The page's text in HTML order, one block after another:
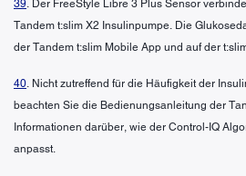
39. Der FreeStyle Libre 3 Plus Sensor
Tandem t:slim X2 Insulinpumpe. Die
der Tandem t:slim Mobile App und auf der
40. Nicht zutreffend für die Häufigkeit der
beachten Sie die Bedienungsanleitung der
Informationen darüber, wie der Control-IQ
anpasst.